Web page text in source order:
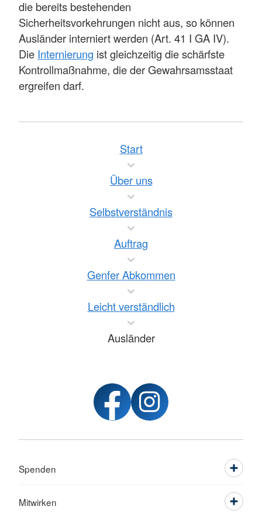
die bereits bestehenden
Sicherheitsvorkehrungen nicht aus, so können
Ausländer interniert werden (Art. 41 I GA IV).
Die Internierung ist gleichzeitig die schärfste
Kontrollmaßnahme, die der Gewahrsamsstaat
ergreifen darf.
Start
Über uns
Selbstverständnis
Auftrag
Genfer Abkommen
Leicht verständlich
Ausländer
Spenden
Mitwirken